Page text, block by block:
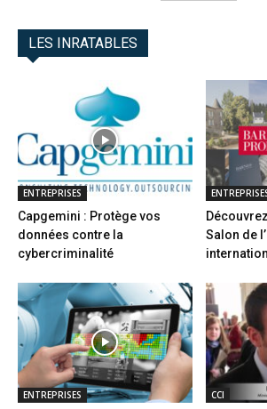
LES INRATABLES
ENTREPRISES
Capgemini : Protège vos
données contre la
cybercriminalité
Salon de
ENTREPRISES CCI